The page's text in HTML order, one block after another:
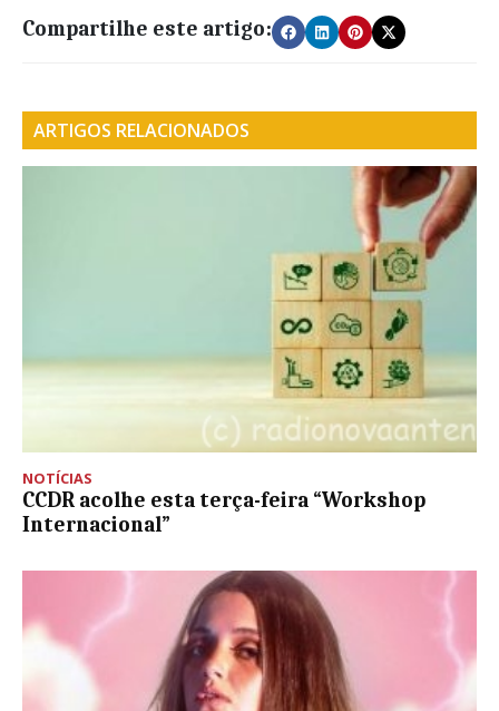
Compartilhe este artigo:
ARTIGOS RELACIONADOS
NOTÍCIAS
CCDR acolhe esta terça-feira “Workshop
Internacional”